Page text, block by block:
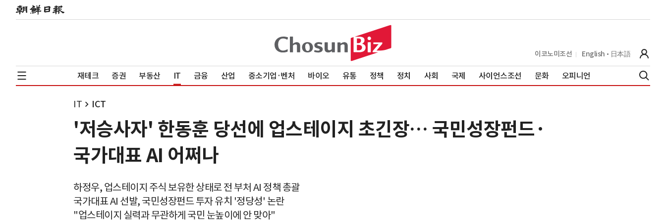
이코노미조선 English 日本語
재테크 증권 부동산 IT 금융 산업 중소기업·벤처 바이오 유통 정책 정치 사회 국제 사이언스조선 문화 오피니언
IT ICT
'저승사자' 한동훈 당선에 업스테이지 초긴장… 국민성장펀드·
국가대표 AI 어쩌나
하정우, 업스테이지 주식 보유한 상태로 전 부처 AI 정책 총괄
국가대표 AI 선발, 국민성장펀드 투자 유치 '정당성' 논란
"업스테이지 실력과 무관하게 국민 눈높이에 안 맞아"